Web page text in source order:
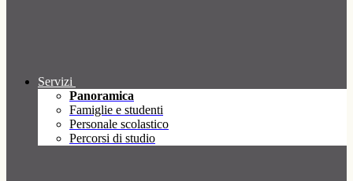
Servizi
Panoramica
Famiglie e studenti
Personale scolastico
Percorsi di studio